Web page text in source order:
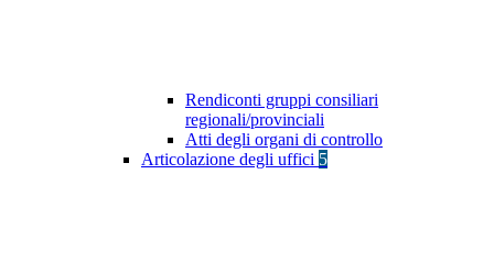
Rendiconti gruppi consiliari
regionali/provinciali
Atti degli organi di controllo
Articolazione degli uffici 5